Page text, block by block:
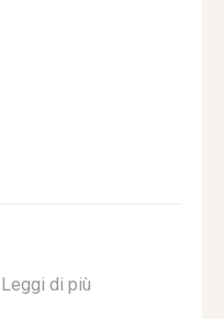
Leggi di più